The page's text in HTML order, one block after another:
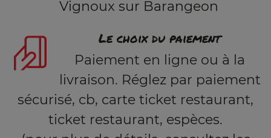
Vignoux sur Barangeon
Le choix du paiement
Paiement en ligne ou à la
livraison. Réglez par paiement
sécurisé, cb, carte ticket restaurant,
ticket restaurant, espèces.